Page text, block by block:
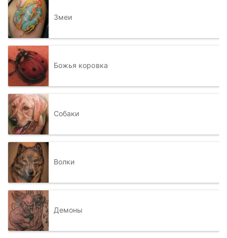
Змеи
Божья коровка
Собаки
Волки
Демоны